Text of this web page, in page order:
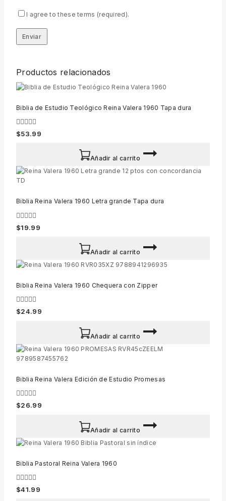
I agree to these terms (required).
Productos relacionados
Biblia de Estudio Teológico Reina Valera 1960 Tapa dura
0
out
$53.99
Añadir al carrito
Biblia Reina Valera 1960 Letra grande Tapa dura
0
out
$19.99
Añadir al carrito
Biblia Reina Valera 1960 Chequera con Zipper
0
out
$24.99
Añadir al carrito
Biblia Reina Valera Edición de Estudio Promesas
0
out
$26.99
Añadir al carrito
Biblia Pastoral Reina Valera 1960
0
out
$41.99